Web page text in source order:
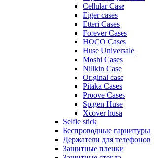
Cellular Case
Eiger cases
Etteri Cases
Forever Cases
HOCO Cases
Huse Universale
Moshi Cases
Nillkin Case
Original case
Pitaka Cases
Proove Cases
Spigen Huse
Xcover husa
Selfie stick
Беспроводные гарнитуры
Держатели для телефонов
Защитные пленки